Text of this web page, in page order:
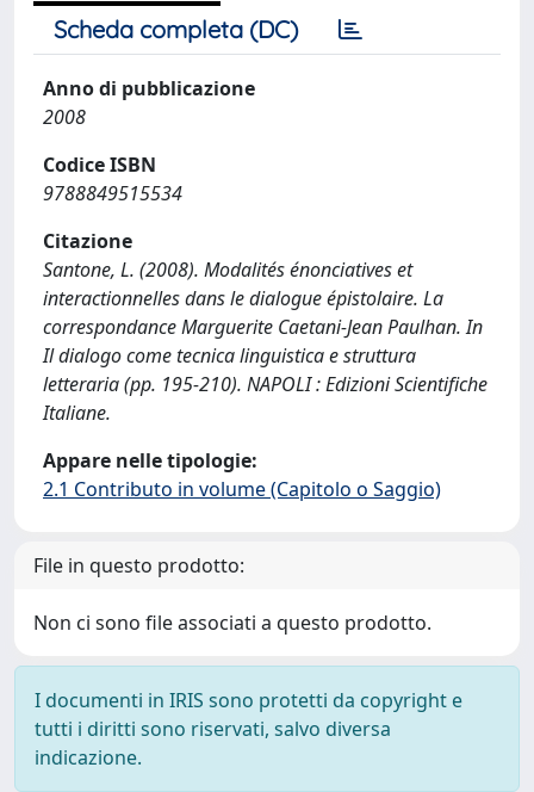
Scheda completa (DC)
Anno di pubblicazione
2008
Codice ISBN
9788849515534
Citazione
Santone, L. (2008). Modalités énonciatives et
interactionnelles dans le dialogue épistolaire. La
correspondance Marguerite Caetani-Jean Paulhan. In
Il dialogo come tecnica linguistica e struttura
letteraria (pp. 195-210). NAPOLI : Edizioni Scientifiche
Italiane.
Appare nelle tipologie:
2.1 Contributo in volume (Capitolo o Saggio)
File in questo prodotto:
Non ci sono file associati a questo prodotto.
I documenti in IRIS sono protetti da copyright e
tutti i diritti sono riservati, salvo diversa
indicazione.